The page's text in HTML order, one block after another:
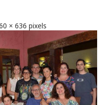
× 636 pixels